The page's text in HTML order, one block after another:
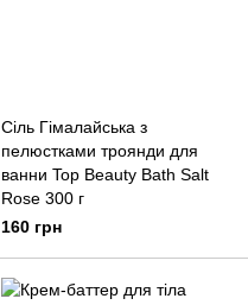
Сіль Гімалайська з
пелюстками троянди для
ванни Top Beauty Bath Salt
Rose 300 г
160 грн